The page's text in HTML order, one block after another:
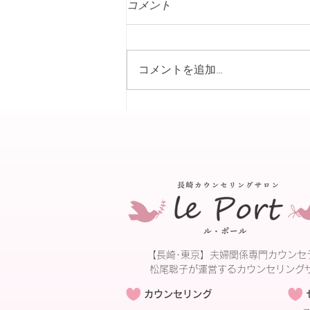
コメント
コメントを追加…
【長崎･東京】夫婦関係専門カウンセ
松尾聡子が運営するカウンセリング
カウンセリング